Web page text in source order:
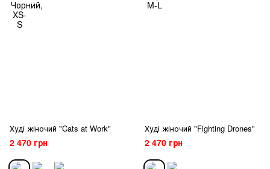
Худі жіночий "Cats at Work"
2 470 грн
Худі жіночий "Fighting Drones"
2 470 грн